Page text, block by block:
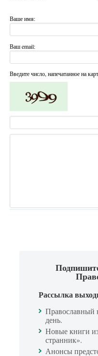
Ваше имя:
Ваш email:
Введите число, напечатанное на
Рассылка
Православный
день.
Новые книги
странник».
Анонсы